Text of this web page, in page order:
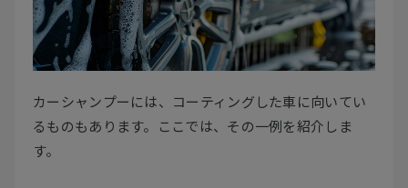
カーシャンプーには、コーティングした車に向いてい
るものもあります。ここでは、その一例を紹介しま
す。